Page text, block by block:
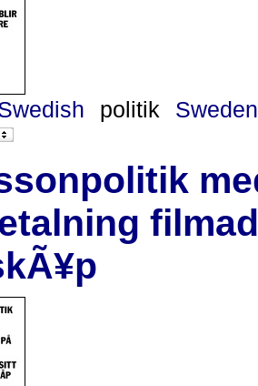
politik Sweden